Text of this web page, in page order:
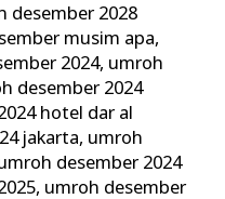
desember 2028
musim apa,
2024, umroh
desember 2024
hotel dar al
jakarta, umroh
desember 2024
, umroh desember